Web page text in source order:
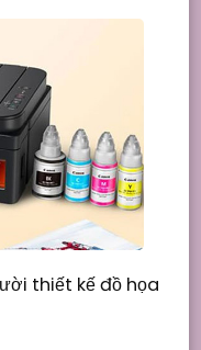
thiết kế đồ họa